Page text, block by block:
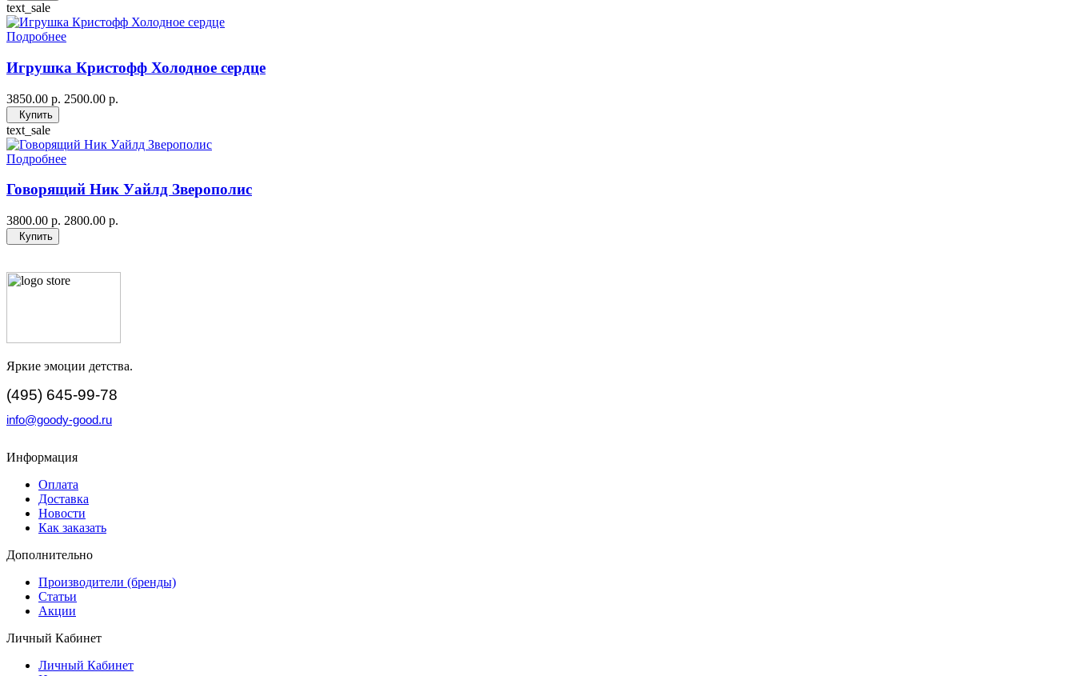
text_sale
Подробнее
Игрушка Кристофф Холодное сердце
3850.00 р. 2500.00 р.
Купить
text_sale
Подробнее
Говорящий Ник Уайлд Зверополис
3800.00 р. 2800.00 р.
Купить
Яркие эмоции детства.
(495) 645-99-78
info@goody-good.ru
Информация
Оплата
Доставка
Новости
Как заказать
Дополнительно
Производители (бренды)
Статьи
Акции
Личный Кабинет
Личный Кабинет